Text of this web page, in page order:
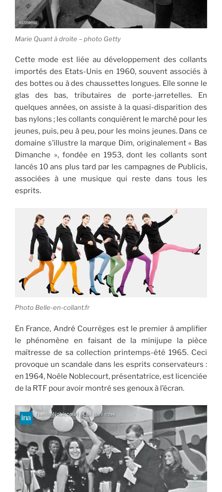
Marie Quant à droite – photo Getty
Cette mode est liée au développement des collants
importés des Etats-Unis en 1960, souvent associés à
des bottes ou à des chaussettes longues. Elle sonne le
glas des bas, tributaires de porte-jarretelles. En
quelques années, on assiste à la quasi-disparition des
bas nylons ; les collants conquièrent le marché pour les
jeunes, puis, peu à peu, pour les moins jeunes. Dans ce
domaine s’illustre la marque Dim, originalement « Bas
Dimanche », fondée en 1953, dont les collants sont
lancés 10 ans plus tard par les campagnes de Publicis,
associées à une musique qui reste dans tous les
esprits.
Photo Belle-en-collant.fr
En France, André Courrèges est le premier à amplifier
le phénomène en faisant de la minijupe la pièce
maîtresse de sa collection printemps-été 1965. Ceci
provoque un scandale dans les esprits conservateurs :
en 1964, Noële Noblecourt, présentatrice, est licenciée
de la RTF pour avoir montré ses genoux à l’écran.